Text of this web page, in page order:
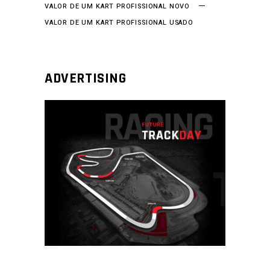
VALOR DE UM KART PROFISSIONAL NOVO
VALOR DE UM KART PROFISSIONAL USADO
ADVERTISING